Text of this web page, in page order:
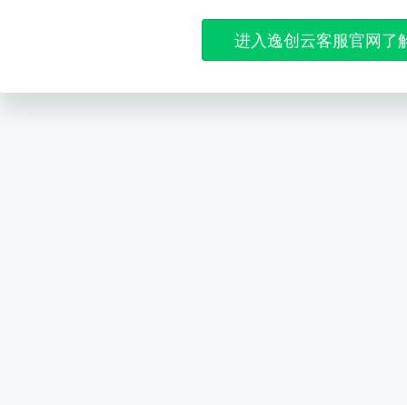
进入逸创云客服官网了